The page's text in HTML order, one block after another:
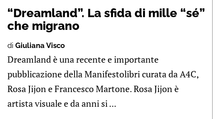
“Dreamland”. La sfida di mille “sé”
che migrano
di Giuliana Visco
Dreamland è una recente e importante
pubblicazione della Manifestolibri curata da A4C,
Rosa Jijon e Francesco Martone. Rosa Jijon è
artista visuale e da anni si ...